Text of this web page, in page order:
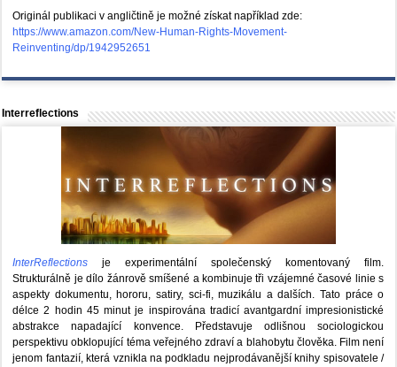
Originál publikaci v angličtině je možné získat například zde:
https://www.amazon.com/New-Human-Rights-Movement-
Reinventing/dp/1942952651
Interreflections
InterReflections je experimentální společenský komentovaný film.
Strukturálně je dílo žánrově smíšené a kombinuje tři vzájemné časové linie s
aspekty dokumentu, hororu, satiry, sci-fi, muzikálu a dalších. Tato práce o
délce 2 hodin 45 minut je inspirována tradicí avantgardní impresionistické
abstrakce napadající konvence. Představuje odlišnou sociologickou
perspektivu obklopující téma veřejného zdraví a blahobytu člověka. Film není
jenom fantazií, která vznikla na podkladu nejprodávanější knihy spisovatele /